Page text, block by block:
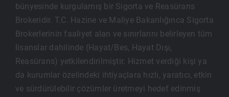
bünyesinde kurgulamış bir Sigorta ve Reasürans
Brokeridir. T.C. Hazine ve Maliye Bakanlığınca Sigorta
Brokerlerinin faaliyet alan ve sınırlarını belirleyen tüm
lisanslar dahilinde (Hayat/Bes, Hayat Dışı,
Reasürans) yetkilendirilmiştir. Hizmet verdiği kişi ya
da kurumlar özelindeki ihtiyaçlara hızlı, yaratıcı, etkin
ve sürdürülebilir çözümler üretmeyi hedef edinmiş